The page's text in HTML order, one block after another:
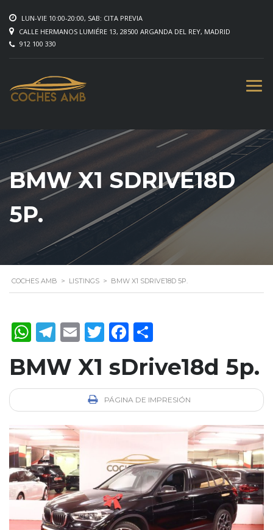
LUN-VIE 10:00-20:00, SAB: CITA PREVIA
CALLE HERMANOS LUMIÉRE 13, 28500 ARGANDA DEL REY, MADRID
912 100 330
BMW X1 SDRIVE18D
5P.
COCHES AMB > LISTINGS > BMW X1 SDRIVE18D 5P.
WhatsApp
Telegram
EmailTwitterFacebook
BMW X1 sDrive18d 5p.
PÁGINA DE IMPRESIÓN